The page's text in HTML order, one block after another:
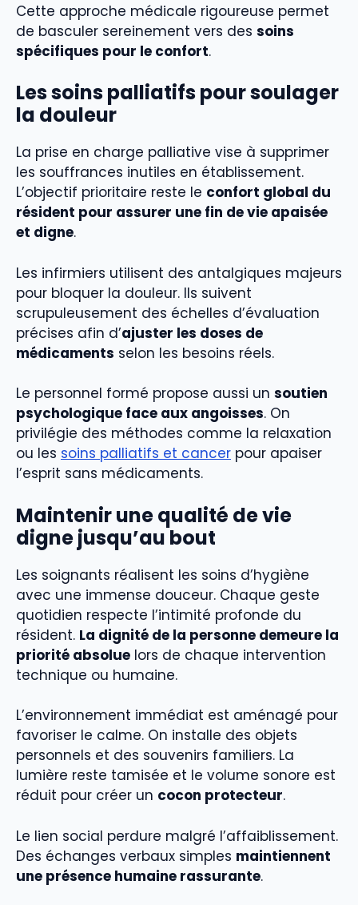
Cette approche médicale rigoureuse permet
de basculer sereinement vers des soins
spécifiques pour le confort.
Les soins palliatifs pour soulager
la douleur
La prise en charge palliative vise à supprimer
les souffrances inutiles en établissement.
L’objectif prioritaire reste le confort global du
résident pour assurer une fin de vie apaisée
et digne.
Les infirmiers utilisent des antalgiques majeurs
pour bloquer la douleur. Ils suivent
scrupuleusement des échelles d’évaluation
précises afin d’ajuster les doses de
médicaments selon les besoins réels.
Le personnel formé propose aussi un soutien
psychologique face aux angoisses. On
privilégie des méthodes comme la relaxation
ou les soins palliatifs et cancer pour apaiser
l’esprit sans médicaments.
Maintenir une qualité de vie
digne jusqu’au bout
Les soignants réalisent les soins d’hygiène
avec une immense douceur. Chaque geste
quotidien respecte l’intimité profonde du
résident. La dignité de la personne demeure la
priorité absolue lors de chaque intervention
technique ou humaine.
L’environnement immédiat est aménagé pour
favoriser le calme. On installe des objets
personnels et des souvenirs familiers. La
lumière reste tamisée et le volume sonore est
réduit pour créer un cocon protecteur.
Le lien social perdure malgré l’affaiblissement.
Des échanges verbaux simples maintiennent
une présence humaine rassurante.